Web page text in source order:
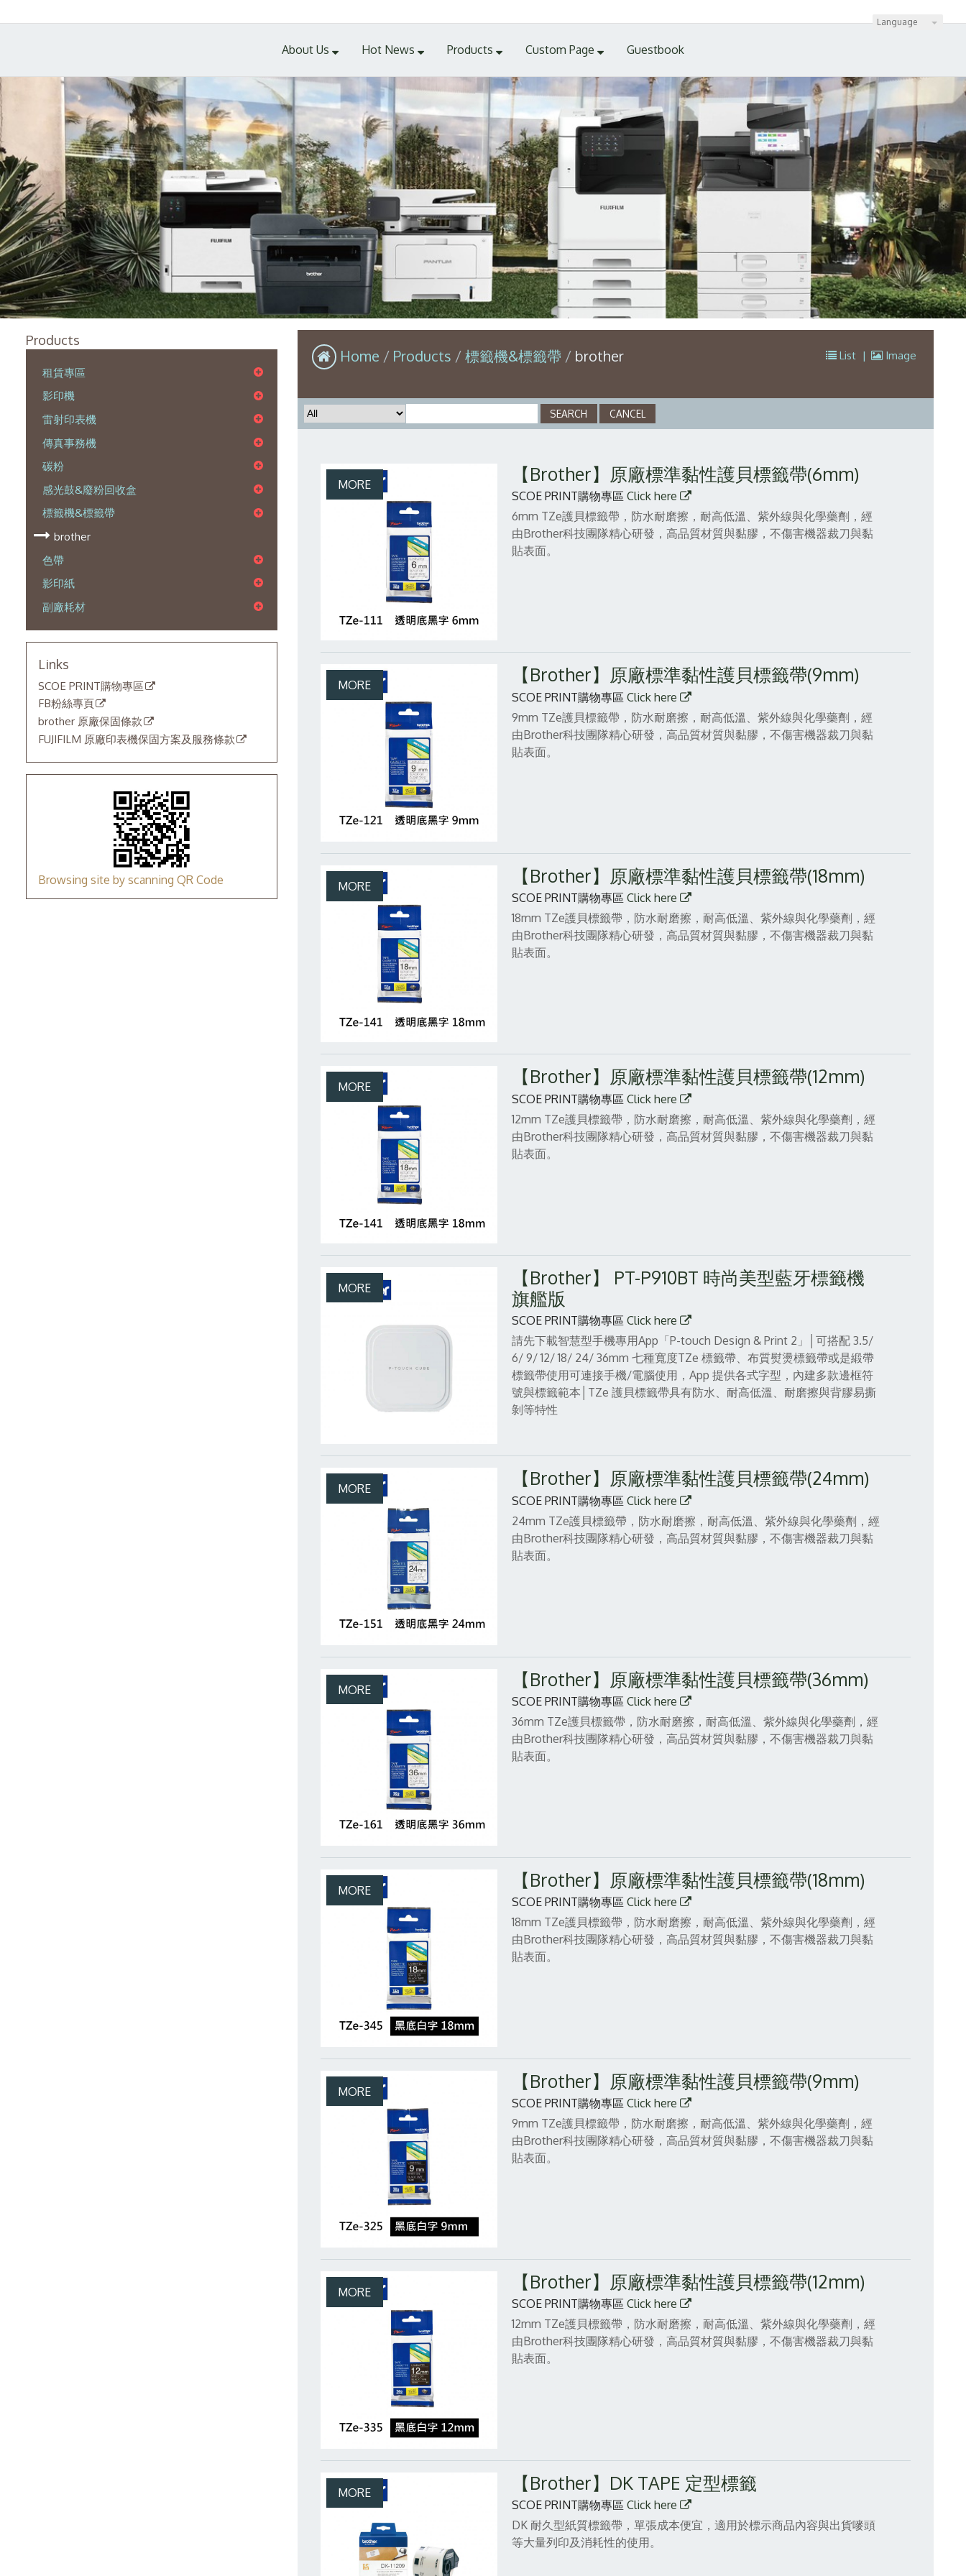
Language
About Us Hot News Products Custom Page Guestbook
Products
租賃專區
影印機
雷射印表機
傳真事務機
碳粉
感光鼓&廢粉回收盒
標籤機&標籤帶
brother
色帶
影印紙
副廠耗材
Links
SCOE PRINT購物專區
FB粉絲專頁
brother 原廠保固條款
FUJIFILM 原廠印表機保固方案及服務條款
Browsing site by scanning QR Code
Home Products 標籤機&標籤帶 brother List | Image
【Brother】原廠標準黏性護貝標籤帶(6mm)
SCOE PRINT購物專區 Click here
6mm TZe護貝標籤帶，防水耐磨擦，耐高低溫、紫外線與化學藥劑，經
由Brother科技團隊精心研發，高品質材質與黏膠，不傷害機器裁刀與黏
貼表面。
【Brother】原廠標準黏性護貝標籤帶(9mm)
SCOE PRINT購物專區 Click here
9mm TZe護貝標籤帶，防水耐磨擦，耐高低溫、紫外線與化學藥劑，經
由Brother科技團隊精心研發，高品質材質與黏膠，不傷害機器裁刀與黏
貼表面。
【Brother】原廠標準黏性護貝標籤帶(18mm)
SCOE PRINT購物專區 Click here
18mm TZe護貝標籤帶，防水耐磨擦，耐高低溫、紫外線與化學藥劑，經
由Brother科技團隊精心研發，高品質材質與黏膠，不傷害機器裁刀與黏
貼表面。
【Brother】原廠標準黏性護貝標籤帶(12mm)
SCOE PRINT購物專區 Click here
12mm TZe護貝標籤帶，防水耐磨擦，耐高低溫、紫外線與化學藥劑，經
由Brother科技團隊精心研發，高品質材質與黏膠，不傷害機器裁刀與黏
貼表面。
【Brother】 PT-P910BT 時尚美型藍牙標籤機
旗艦版
SCOE PRINT購物專區 Click here
請先下載智慧型手機專用App「P-touch Design & Print 2」│可搭配 3.5/
6/ 9/ 12/ 18/ 24/ 36mm 七種寬度TZe 標籤帶、布質熨燙標籤帶或是緞帶
標籤帶使用可連接手機/電腦使用，App 提供各式字型，內建多款邊框符
號與標籤範本│TZe 護貝標籤帶具有防水、耐高低溫、耐磨擦與背膠易撕
剝等特性
【Brother】原廠標準黏性護貝標籤帶(24mm)
SCOE PRINT購物專區 Click here
24mm TZe護貝標籤帶，防水耐磨擦，耐高低溫、紫外線與化學藥劑，經
由Brother科技團隊精心研發，高品質材質與黏膠，不傷害機器裁刀與黏
貼表面。
【Brother】原廠標準黏性護貝標籤帶(36mm)
SCOE PRINT購物專區 Click here
36mm TZe護貝標籤帶，防水耐磨擦，耐高低溫、紫外線與化學藥劑，經
由Brother科技團隊精心研發，高品質材質與黏膠，不傷害機器裁刀與黏
貼表面。
【Brother】原廠標準黏性護貝標籤帶(18mm)
SCOE PRINT購物專區 Click here
18mm TZe護貝標籤帶，防水耐磨擦，耐高低溫、紫外線與化學藥劑，經
由Brother科技團隊精心研發，高品質材質與黏膠，不傷害機器裁刀與黏
貼表面。
【Brother】原廠標準黏性護貝標籤帶(9mm)
SCOE PRINT購物專區 Click here
9mm TZe護貝標籤帶，防水耐磨擦，耐高低溫、紫外線與化學藥劑，經
由Brother科技團隊精心研發，高品質材質與黏膠，不傷害機器裁刀與黏
貼表面。
【Brother】原廠標準黏性護貝標籤帶(12mm)
SCOE PRINT購物專區 Click here
12mm TZe護貝標籤帶，防水耐磨擦，耐高低溫、紫外線與化學藥劑，經
由Brother科技團隊精心研發，高品質材質與黏膠，不傷害機器裁刀與黏
貼表面。
【Brother】DK TAPE 定型標籤
SCOE PRINT購物專區 Click here
DK 耐久型紙質標籤帶，單張成本便宜，適用於標示商品內容與出貨嘜頭
等大量列印及消耗性的使用。